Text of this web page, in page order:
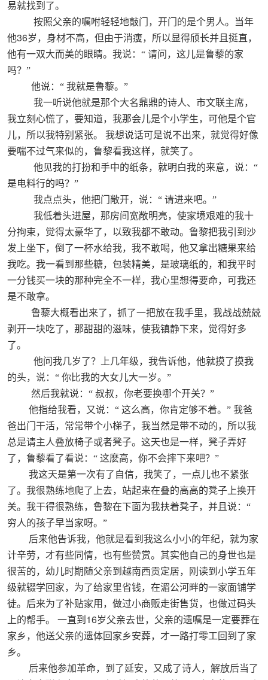
易就找到了。
按照父亲的嘱咐轻轻地敲门，开门的是个男人。当年
他36岁，身材不高，但由于消瘦，所以显得颀长并且挺直，
他有一双大而美的眼睛。我说：“ 请问，这儿是鲁藜的家
吗？”
他说：“ 我就是鲁藜。”
我一听说他就是那个大名鼎鼎的诗人、市文联主席，
我立刻心慌了，要知道，我那会儿是个小学生，可他是个官
儿，所以我特别紧张。
我想说话可是说不出来，就觉得好像
要喘不过气来似的，鲁黎看我这样，就笑了。
他见我的打扮和手中的纸条，就明白我的来意，说：“
是电料行的吗？”
我点点头，他把门敞开，说：“ 请进来吧。”
我低着头进屋，那房间宽敞明亮，使家境艰难的我十
分拘束，觉得太豪华了，以致我都不敢动。鲁黎把我引到沙
发上坐下，倒了一杯水给我，我不敢喝，他又拿出糖果来给
我吃。我一看到那些糖，包装精美，是玻璃纸的，和我平时
一分钱买一块的那种完全不一样，我心里想得要命，可我还
是不敢拿。
鲁藜大概看出来了，抓了一把放在我手里，我战战兢兢
剥开一块吃了，那甜甜的滋味，使我镇静下来，觉得好多
了。
他问我几岁了？上几年级，我告诉他，他就摸了摸我
的头，说：“ 你比我的大女儿大一岁。”
然后我就说：“ 叔叔，你老要换哪个开关？”
他指给我看，又说：“ 这么高，你肯定够不着。” 我爸
爸出门干活，常常带个小梯子，我当然是带不动的，所以我
总是请主人叠放椅子或者凳子。这天也是一样，凳子弄好
了，鲁藜看了看说：“ 这麽高，你不会摔下来吧？”
我这天是第一次有了自信，我笑了，一点儿也不紧张
了。我很熟练地爬了上去，站起来在叠的高高的凳子上换开
关。我干得很熟练，鲁黎在下面为我扶着凳子，并且说：“
穷人的孩子早当家呀。”
后来他告诉我，他就是看到我这么小小的年纪，就为家
计辛劳，才有些同情，也有些赞赏。其实他自己的身世也是
很苦的，幼儿时期随父亲到越南西贡定居，刚读到小学五年
级就辍学回家，为了给家里省钱，在湄公河畔的一家面铺学
徒。后来为了补贴家用，做过小商贩走街售货，也做过码头
上的帮手。
一直到 16岁父亲去世，父亲的遗嘱是一定要葬在
家乡，他送父亲的遗体回家乡安葬，才一路打零工回到了家
乡。
后来他参加革命，到了延安，又成了诗人，解放后当了